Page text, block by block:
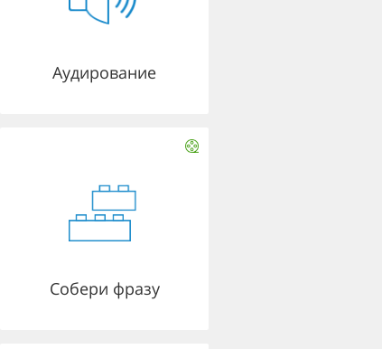
Аудирование
Собери фразу